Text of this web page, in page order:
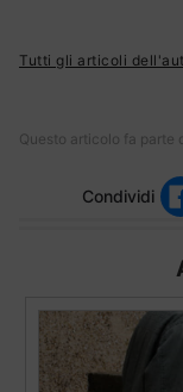
Tutti gli articoli
Questo articolo fa parte
Condividi